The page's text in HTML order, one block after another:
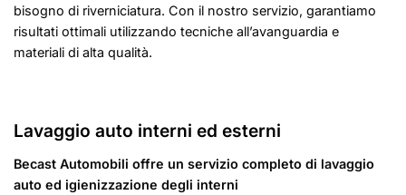
bisogno di riverniciatura. Con il nostro servizio, garantiamo
risultati ottimali utilizzando tecniche all’avanguardia e
materiali di alta qualità.
Lavaggio auto interni ed esterni
Becast Automobili offre un servizio completo di lavaggio
auto ed igienizzazione degli interni